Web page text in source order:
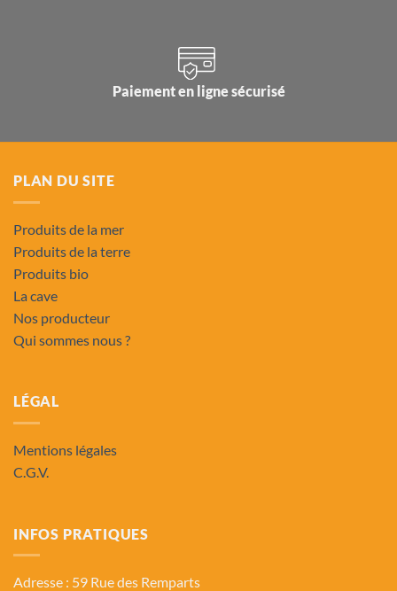
Paiement en ligne sécurisé
PLAN DU SITE
Produits de la mer
Produits de la terre
Produits bio
La cave
Nos producteur
Qui sommes nous ?
LÉGAL
Mentions légales
C.G.V.
INFOS PRATIQUES
Adresse : 59 Rue des Remparts